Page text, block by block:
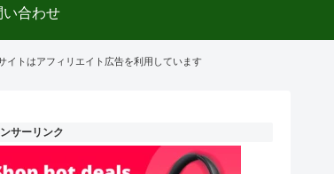
合わせ
イトはアフィリエイト広告を利用しています
サーリンク